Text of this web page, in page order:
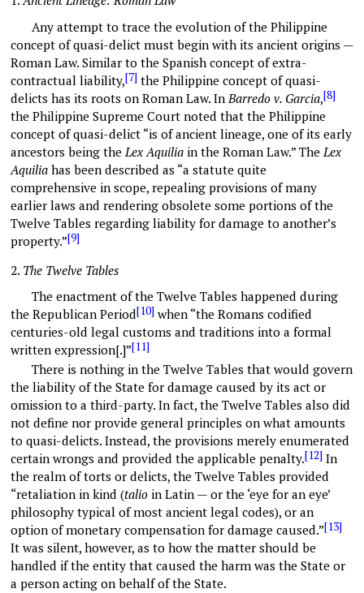
Any attempt to trace the evolution of the Philippine
concept of quasi-delict must begin with its ancient origins —
Roman Law. Similar to the Spanish concept of extra-
contractual liability,[7] the Philippine concept of quasi-
delicts has its roots on Roman Law. In Barredo v. Garcia,[8]
the Philippine Supreme Court noted that the Philippine
concept of quasi-delict “is of ancient lineage, one of its early
ancestors being the Lex Aquiliain the Roman Law.” The Lex
Aquilia has been described as “a statute quite
comprehensive in scope, repealing provisions of many
earlier laws and rendering obsolete some portions of the
Twelve Tables regarding liability for damage to another’s
property.”[9]
2. The Twelve Tables
The enactment of the Twelve Tables happened during
the Republican Period[10] when “the Romans codified
centuries-old legal customs and traditions into a formal
written expression[.]”[11]
There is nothing in the Twelve Tables that would govern
the liability of the State for damage caused by its act or
omission to a third-party. In fact, the Twelve Tables also did
not define nor provide general principles on what amounts
to quasi-delicts. Instead, the provisions merely enumerated
certain wrongs and provided the applicable penalty.[12] In
the realm of torts or delicts, the Twelve Tables provided
“retaliation in kind (talio in Latin — or the ‘eye for an eye’
philosophy typical of most ancient legal codes), or an
option of monetary compensation for damage caused.”[13]
It was silent, however, as to how the matter should be
handled if the entity that caused the harm was the State or
a person acting on behalf of the State.